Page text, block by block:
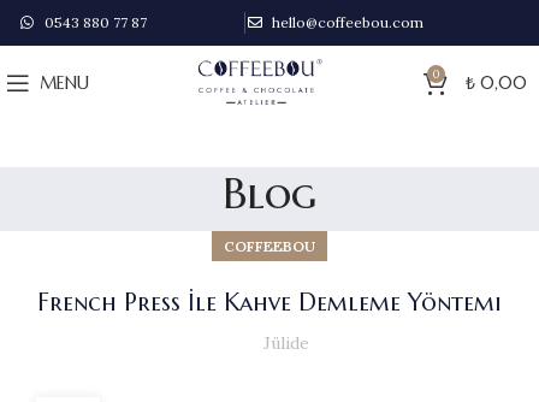
0543 880 77 87 hello@coffeebou.com
MENU 0 ₺ 0,00
Blog
COFFEEBOU
French Press İle Kahve Demleme Yöntemi
Jülide